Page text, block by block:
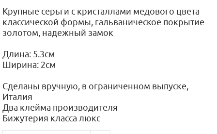
Крупные серьги с кристаллами медового цвета
классической формы, гальваническое покрытие
золотом, надежный замок
Длина: 5.3см
Ширина: 2см
Сделаны вручную, в ограниченном выпуске,
Италия
Два клейма производителя
Бижутерия класса люкс